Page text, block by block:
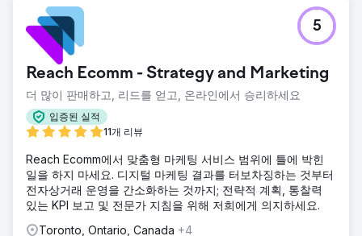
Reach Ecomm - Strategy and Marketing
더 많이 판매하고, 리드를 얻고, 온라인에서 승리하세요
입증된 실적
11개 리뷰
5
Reach Ecomm에서 맞춤형 마케팅 서비스 범위에 틀에 박힌
일을 하지 마세요. 디지털 마케팅 결과를 터보차징하는 것부터
전자상거래 운영을 간소화하는 것까지; 전략적 계획, 통찰력
있는 KPI 보고 및 전문가 지침을 위해 저희에게 의지하세요.
Toronto, Ontario, Canada +4